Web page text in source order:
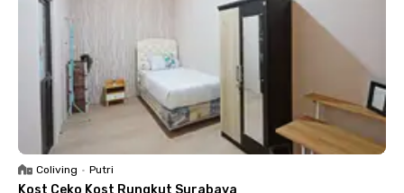
Coliving • Putri
Kost Ceko Kost Rungkut Surabaya